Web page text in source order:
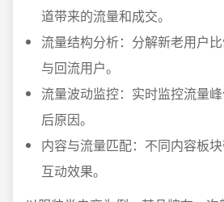
道带来的流量和成交。
流量结构分析：分解新老用户
与回流用户。
流量波动监控：实时监控流量
后原因。
内容与流量匹配：不同内容板
互动效果。